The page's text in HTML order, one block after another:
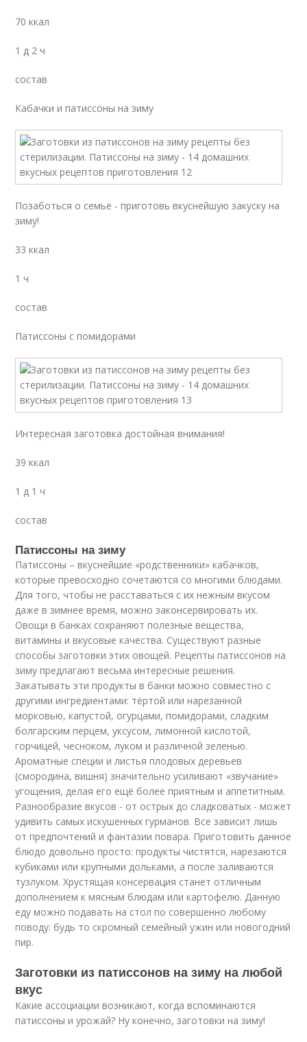
70 ккал
1 д 2 ч
состав
Кабачки и патиссоны на зиму
Позаботься о семье - приготовь вкуснейшую закуску на
зиму!
33 ккал
1 ч
состав
Патиссоны с помидорами
Интересная заготовка достойная внимания!
39 ккал
1 д 1 ч
состав
Патиссоны на зиму
Патиссоны – вкуснейшие «родственники» кабачков,
которые превосходно сочетаются со многими блюдами.
Для того, чтобы не расставаться с их нежным вкусом
даже в зимнее время, можно законсервировать их.
Овощи в банках сохраняют полезные вещества,
витамины и вкусовые качества. Существуют разные
способы заготовки этих овощей. Рецепты патиссонов на
зиму предлагают весьма интересные решения.
Закатывать эти продукты в банки можно совместно с
другими ингредиентами: тёртой или нарезанной
морковью, капустой, огурцами, помидорами, сладким
болгарским перцем, уксусом, лимонной кислотой,
горчицей, чесноком, луком и различной зеленью.
Ароматные специи и листья плодовых деревьев
(смородина, вишня) значительно усиливают «звучание»
угощения, делая его ещё более приятным и аппетитным.
Разнообразие вкусов - от острых до сладковатых - может
удивить самых искушенных гурманов. Все зависит лишь
от предпочтений и фантазии повара. Приготовить данное
блюдо довольно просто: продукты чистятся, нарезаются
кубиками или крупными дольками, а после заливаются
тузлуком. Хрустящая консервация станет отличным
дополнением к мясным блюдам или картофелю. Данную
еду можно подавать на стол по совершенно любому
поводу: будь то скромный семейный ужин или новогодний
пир.
Заготовки из патиссонов на зиму на любой
вкус
Какие ассоциации возникают, когда вспоминаются
патиссоны и урожай? Ну конечно, заготовки на зиму!